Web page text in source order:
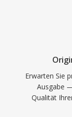
Erwarten Sie
Ausgabe
Qualität